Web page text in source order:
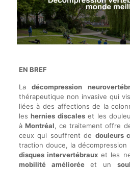
EN BREF
Ladécompression
thérapeutique non invasive qui
liées à des affections de la
leshernies discaleset les
à Montréal, ce traitement offre
ceux qui souffrent de douleurs
traction douce, la
disques intervertébraux et les
mobilité amélioréeet un